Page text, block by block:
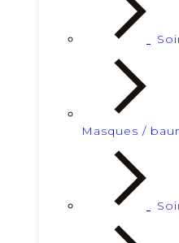
Masques /